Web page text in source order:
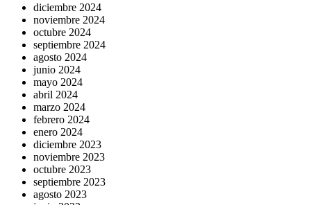
diciembre 2024
noviembre 2024
octubre 2024
septiembre 2024
agosto 2024
junio 2024
mayo 2024
abril 2024
marzo 2024
febrero 2024
enero 2024
diciembre 2023
noviembre 2023
octubre 2023
septiembre 2023
agosto 2023